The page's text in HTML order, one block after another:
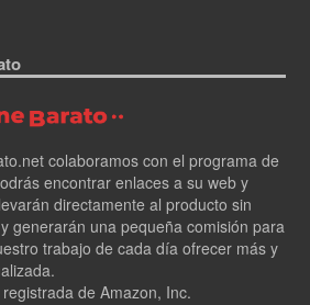
colaboramos con el programa de
encontrar enlaces a su web y
directamente al producto sin
generarán una pequeña comisión para
trabajo de cada día ofrecer más y
de Amazon, Inc.